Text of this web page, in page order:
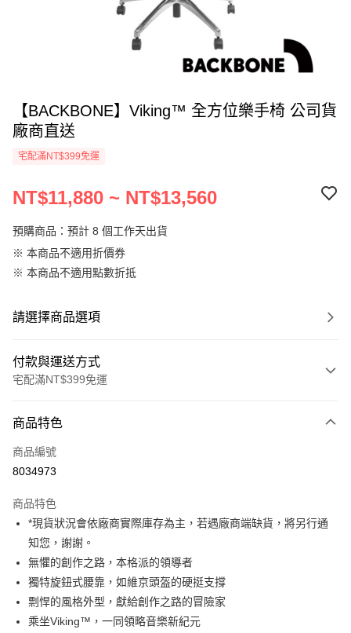
【BACKBONE】Viking™ 全方位樂手椅 公司貨
廠商直送
宅配滿NT$399免運
NT$11,880 ~ NT$13,560
預購商品：預計 8 個工作天出貨
※ 本商品不適用折價券
※ 本商品不適用點數折抵
請選擇商品選項
付款與運送方式
宅配滿NT$399免運
信用卡一次付款
信用卡分期付款
合作金庫商業銀行
華南商業銀行
彰化商業銀行
上海商業儲蓄銀行
國泰世華商業銀行
兆豐國際商業銀行
臺灣中小企業銀行
台中商業銀行
匯豐（台灣）商業銀行
華泰商業銀行
聯邦商業銀行
遠東國際商業銀行
元大商業銀行
永豐商業銀行
6 期 0 利率 每期
華南商業銀行
上海商業儲蓄銀行
台北富邦商業銀行
國泰世華商業銀行
兆豐國際商業銀行
臺灣中小企業銀行
台中商業銀行
匯豐（台灣）商業銀行
華泰商業銀行
12 期 0 利率 每期 NT$990 21家銀行
合作金庫商業銀行
第一商業銀行
上海商業儲蓄銀行
台北富邦商業銀行
國泰世華商業銀行
兆豐國際商業銀行
臺灣中小企業銀行
台中商業銀行
LINE Pay
Apple Pay
街口支付
商品特色
商品編號
8034973
商品特色
*現貨狀況會依廠商實際庫存為主，若遇廠商端缺貨，將另行通
知您，謝謝。
無懼的創作之路，本格派的領導者
獨特旋鈕式腰靠，如維京頭盔的硬挺支撐
剽悍的風格外型，獻給創作之路的冒險家
乘坐Viking™，一同領略音樂新紀元